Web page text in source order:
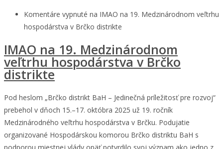
Komentáre vypnuté na IMAO na 19. Medzinárodnom veľtrhu
hospodárstva v Brčko distrikte
IMAO na 19. Medzinárodnom
veľtrhu hospodárstva v Brčko
distrikte
Pod heslom „Brčko distrikt BaH – Jedinečná príležitosť pre rozvoj“
prebehol v dňoch 15.–17. októbra 2025 už 19. ročník
Medzinárodného veľtrhu hospodárstva v Brčku. Podujatie
organizované Hospodárskou komorou Brčko distriktu BaH s
podporou miestnej vlády opäť potvrdilo svoj význam ako jedno z